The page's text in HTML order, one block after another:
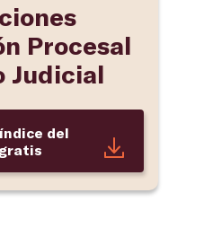
Procesal
Judicial
del